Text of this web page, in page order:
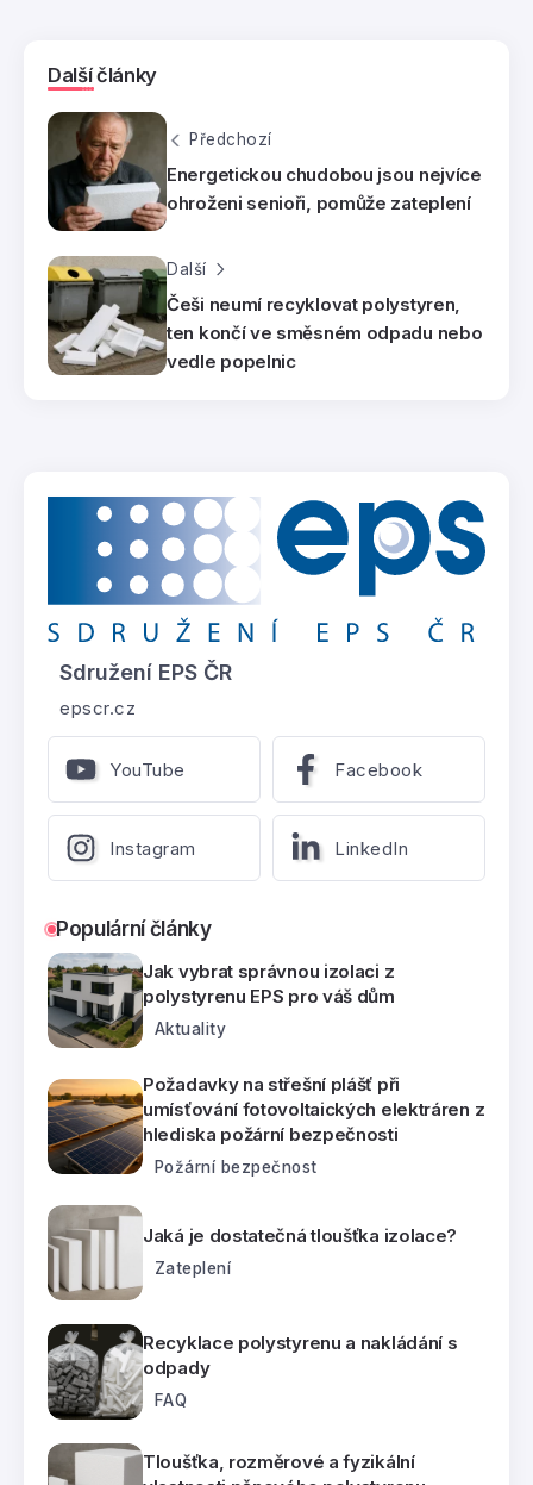
Další články
Předchozí
Energetickou chudobou jsou nejvíce
ohroženi senioři, pomůže zateplení
Další
Češi neumí recyklovat polystyren,
ten končí ve směsném odpadu nebo
vedle popelnic
Sdružení EPS ČR
epscr.cz
YouTube Facebook
Instagram LinkedIn
Populární články
Jak vybrat správnou izolaci z
polystyrenu EPS pro váš dům
Aktuality
Požadavky na střešní plášť při
umísťování fotovoltaických elektráren z
hlediska požární bezpečnosti
Požární bezpečnost
Jaká je dostatečná tloušťka izolace?
Zateplení
Recyklace polystyrenu a nakládání s
odpady
FAQ
Tloušťka, rozměrové a fyzikální